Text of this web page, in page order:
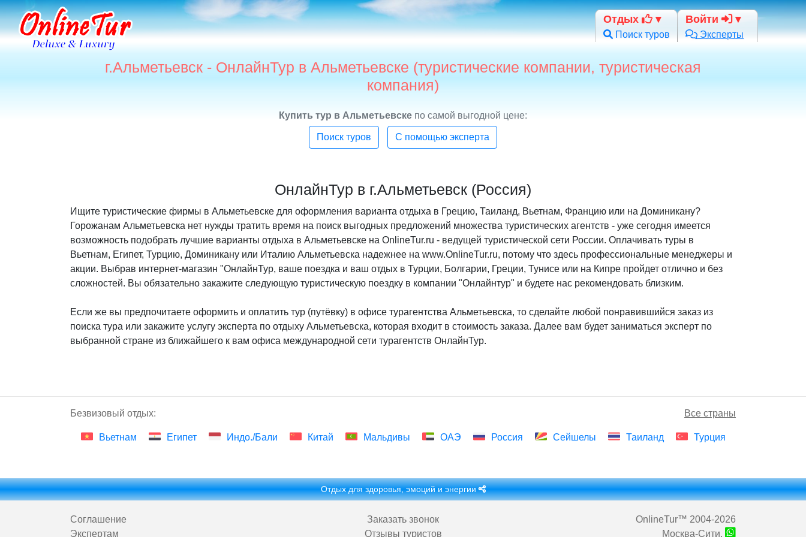
Отдых
Поиск туров
Войти
Эксперты
г.Альметьевск - ОнлайнТур в Альметьевске (туристические компании, туристическая
компания)
Купить тур в Альметьевске по самой выгодной цене:
Поиск туров С помощью эксперта
ОнлайнТур в г.Альметьевск (Россия)
Ищите туристические фирмы в Альметьевске для оформления варианта отдыха в Грецию, Таиланд, Вьетнам, Францию или на Доминикану?
Горожанам Альметьевска нет нужды тратить время на поиск выгодных предложений множества туристических агентств - уже сегодня имеется
возможность подобрать лучшие варианты отдыха в Альметьевске на OnlineTur.ru - ведущей туристической сети России. Оплачивать туры в
Вьетнам, Египет, Турцию, Доминикану или Италию Альметьевска надежнее на www.OnlineTur.ru, потому что здесь профессиональные менеджеры и
акции. Выбрав интернет-магазин "ОнлайнТур, ваше поездка и ваш отдых в Турции, Болгарии, Греции, Тунисе или на Кипре пройдет отлично и без
сложностей. Вы обязательно закажите следующую туристическую поездку в компании "Онлайнтур" и будете нас рекомендовать близким.
Если же вы предпочитаете оформить и оплатить тур (путёвку) в офисе турагентства Альметьевска, то сделайте любой понравившийся заказ из
поиска тура или закажите услугу эксперта по отдыху Альметьевска, которая входит в стоимость заказа. Далее вам будет заниматься эксперт по
выбранной стране из ближайшего к вам офиса международной сети турагентств ОнлайнТур.
Безвизовый отдых: Все страны
Вьетнам Египет Индо./Бали Китай Мальдивы ОАЭ Россия Сейшелы Таиланд Турция
Отдых для здоровья, эмоций и энергии
Соглашение
Экспертам
Заказать звонок
Отзывы туристов
OnlineTur™ 2004-2026
Москва-Сити,